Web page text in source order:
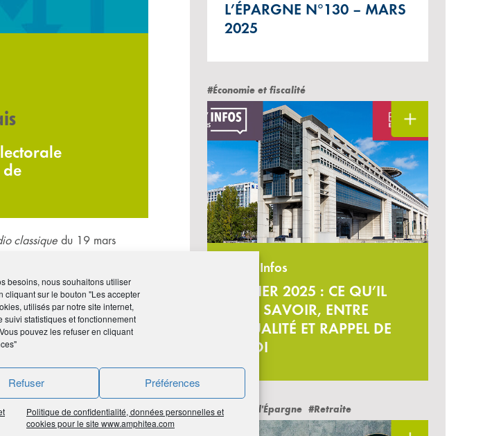
besoins, nous souhaitons utiliser
cliquant sur le bouton "Les accepter
utilisés par notre site internet,
suivi statistiques et fonctionnement
pouvez les refuser en cliquant
Refuser Préférences
Politique de confidentialité, données personnelles et
cookies pour le site www.amphitea.com
classique du 19 mars
l’ordre décroissant :
L’ÉPARGNE N°130 – MARS
2025
#Économie et fiscalité
Bercy Infos
FÉVRIER 2025 : CE QU’IL
FAUT SAVOIR, ENTRE
ACTUALITÉ ET RAPPEL DE
LA LOI
#Cercle de l'Épargne #Retraite